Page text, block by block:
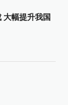
大幅提升我国